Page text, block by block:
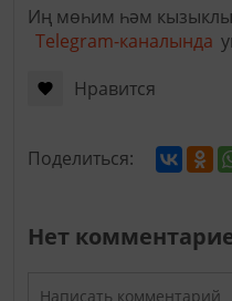
Иң мөһим һәм
Telegram-каналында
Нравится
Поделиться:
Нет